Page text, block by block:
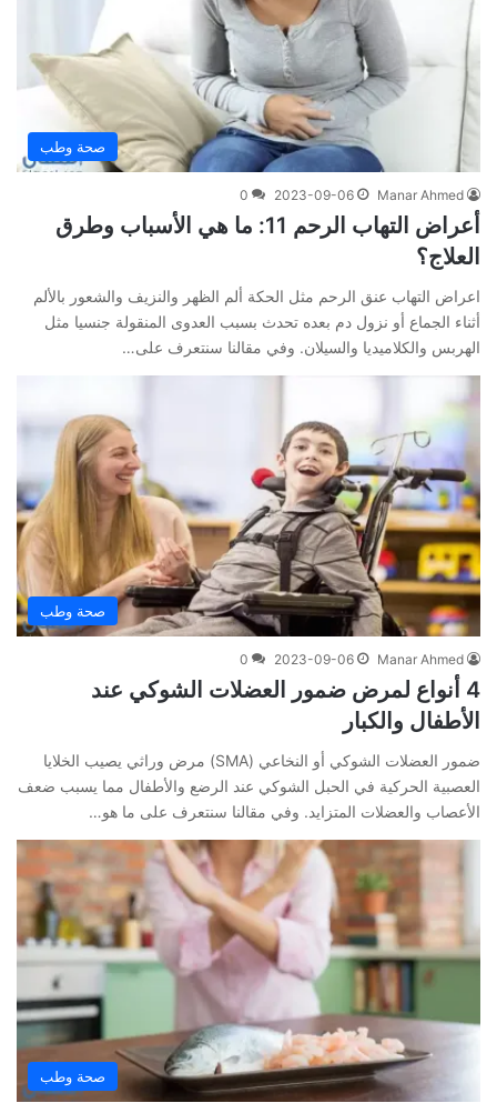
صحة وطب
Manar Ahmed
2023-09-06
0
أعراض التهاب الرحم 11: ما هي الأسباب وطرق
العلاج؟
اعراض التهاب عنق الرحم مثل الحكة ألم الظهر والنزيف والشعور بالألم
أثناء الجماع أو نزول دم بعده تحدث بسبب العدوى المنقولة جنسيا مثل
الهربس والكلاميديا والسيلان. وفي مقالنا سنتعرف على…
صحة وطب
Manar Ahmed
2023-09-06
0
4 أنواع لمرض ضمور العضلات الشوكي عند
الأطفال والكبار
ضمور العضلات الشوكي أو النخاعي (SMA) مرض وراثي يصيب الخلايا
العصبية الحركية في الحبل الشوكي عند الرضع والأطفال مما يسبب ضعف
الأعصاب والعضلات المتزايد. وفي مقالنا سنتعرف على ما هو…
صحة وطب